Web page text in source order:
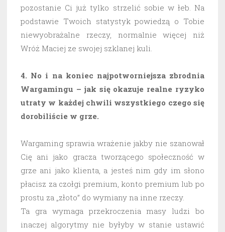
pozostanie Ci już tylko strzelić sobie w łeb. Na
podstawie Twoich statystyk powiedzą o Tobie
niewyobrażalne rzeczy, normalnie więcej niż
Wróż Maciej ze swojej szklanej kuli.
4. No i na koniec najpotworniejsza zbrodnia
Wargamingu – jak się okazuje realne ryzyko
utraty w każdej chwili wszystkiego czego się
dorobiliście w grze.
Wargaming sprawia wrażenie jakby nie szanował
Cię ani jako gracza tworzącego społeczność w
grze ani jako klienta, a jesteś nim gdy im słono
płacisz za czołgi premium, konto premium lub po
prostu za „złoto” do wymiany na inne rzeczy.
Ta gra wymaga przekroczenia masy ludzi bo
inaczej algorytmy nie byłyby w stanie ustawić